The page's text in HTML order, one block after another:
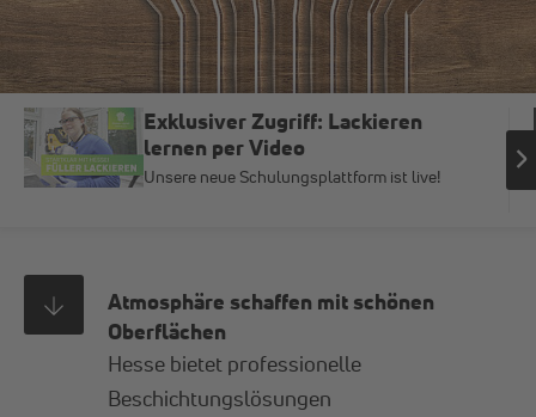
Exklusiver Zugriff: Lackieren
lernen per Video
Unsere neue Schulungsplattform ist live!
Atmosphäre schaffen mit schönen
Oberflächen
Hesse bietet professionelle
Beschichtungslösungen